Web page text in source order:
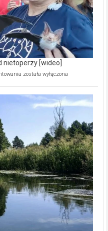
nietoperzy [wideo]
Ekologiczne
kamerą
wśród
została wyłączona